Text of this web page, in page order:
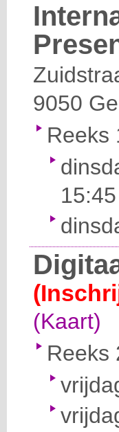
9050
Reeks
15:45
(Kaart)
Reeks